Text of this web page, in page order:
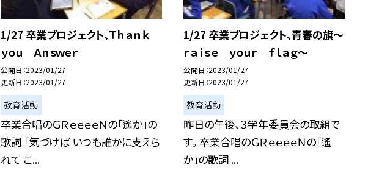
1/27 卒業プロジェクト、Ｔｈａｎｋ
ｙｏｕ Ａｎｓｗｅｒ
公開日 2023/01/27
更新日 2023/01/27
教育活動
卒業合唱のＧＲｅｅｅｅＮの「遙か」の
歌詞 「気づけば いつも誰かに支えら
れて こ...
1/27 卒業プロジェクト、青春の旗〜
ｒａｉｓｅ ｙｏｕｒ ｆｌａｇ〜
公開日 2023/01/27
更新日 2023/01/27
教育活動
昨日の午後、３学年委員会の取組で
す。 卒業合唱のＧＲｅｅｅｅＮの「遙
か」の歌詞 ...